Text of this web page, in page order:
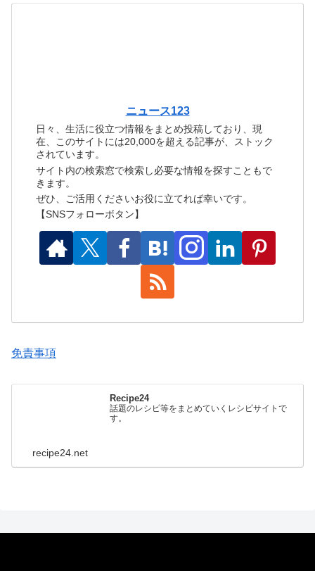
ニュース123
日々、生活に役立つ情報をまとめ投稿しており、現
在、このサイトには20,000を超える記事が、ストック
されています。
サイト内の検索窓で検索し必要な情報を探すこともで
きます。
ぜひ、ご活用くださいお役に立てれば幸いです。
【SNSフォローボタン】
免責事項
Recipe24
話題のレシピ等をまとめていくレシピサイトで
す。
recipe24.net